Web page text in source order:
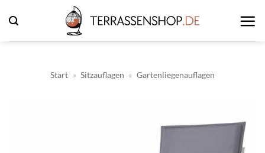
Inhalt
springen
Start » Sitzauflagen » Gartenliegenauflagen